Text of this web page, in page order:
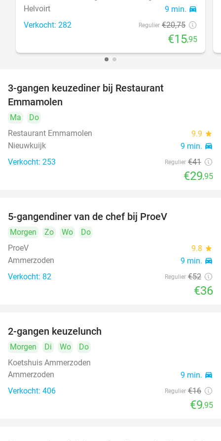
Helvoirt 9 min. directions_car
Verkocht: 282 Regulier €20,75
€15,95
3-gangen keuzediner bij Restaurant
Emmamolen
Ma
Do
Restaurant Emmamolen
9.9 star
Nieuwkuijk 9 min. directions_car
Verkocht: 253 Regulier €41
€29,95
5-gangendiner van de chef bij ProeV
Morgen Zo Wo
Do
ProeV
9.8 star
Ammerzoden 9 min. directions_car
Verkocht: 82 Regulier €52
€36
2-gangen keuzelunch
Morgen Di Wo
Do
Koetshuis Ammerzoden
Ammerzoden
9 min. directions_car
Verkocht: 406 Regulier €16
€9,95